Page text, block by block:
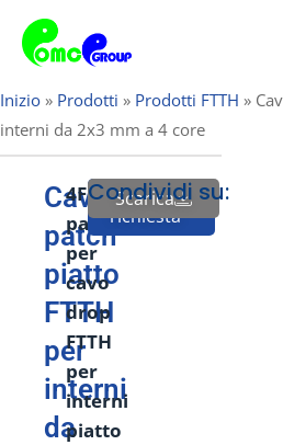
contenuto
Inizio » Prodotti » Prodotti FTTH »
interni da 2x3 mm a 4 core
Cavo
patch
piatto
FTTH
per
interni
da
4FCavo
patch
per
cavo
drop
FTTH
per
interni
piatto
Invia
richiesta
Scarica
Condividi su: